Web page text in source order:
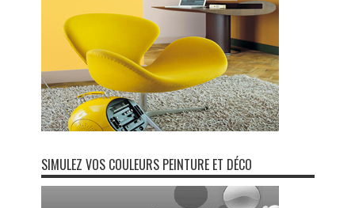
SIMULEZ VOS COULEURS PEINTURE ET DÉCO